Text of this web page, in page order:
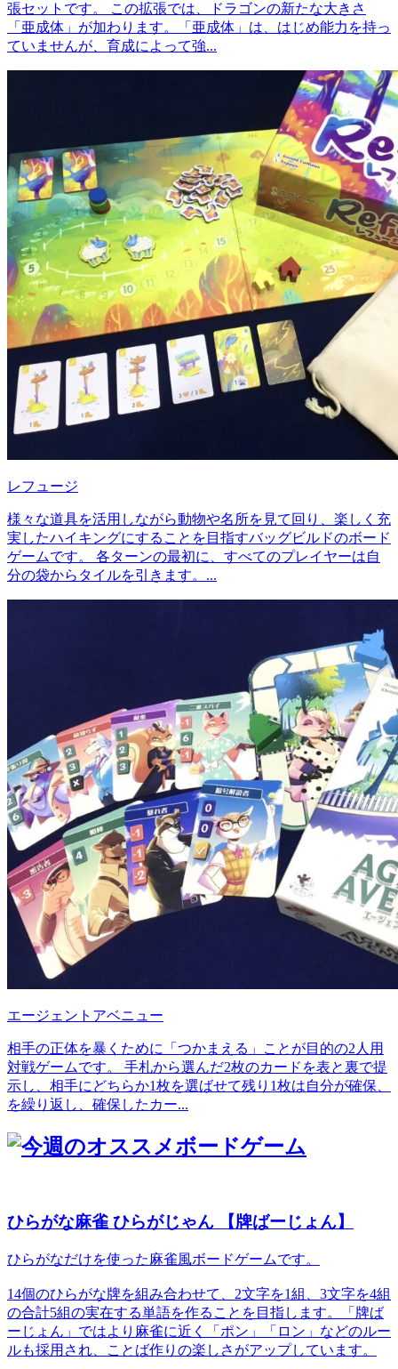
張セットです。 この拡張では、ドラゴンの新たな大きさ
「亜成体」が加わります。「亜成体」は、はじめ能力を持っ
ていませんが、育成によって強...
レフュージ
様々な道具を活用しながら動物や名所を見て回り、楽しく充
実したハイキングにすることを目指すバッグビルドのボード
ゲームです。 各ターンの最初に、すべてのプレイヤーは自
分の袋からタイルを引きます。...
エージェントアベニュー
相手の正体を暴くために「つかまえる」ことが目的の2人用
対戦ゲームです。 手札から選んだ2枚のカードを表と裏で提
示し、相手にどちらか1枚を選ばせて残り1枚は自分が確保、
を繰り返し、確保したカー...
ひらがな麻雀 ひらがじゃん 【牌ばーじょん】
ひらがなだけを使った麻雀風ボードゲームです。
14個のひらがな牌を組み合わせて、2文字を1組、3文字を4組
の合計5組の実在する単語を作ることを目指します。「牌ば
ーじょん」ではより麻雀に近く「ポン」「ロン」などのルー
ルも採用され、ことば作りの楽しさがアップしています。